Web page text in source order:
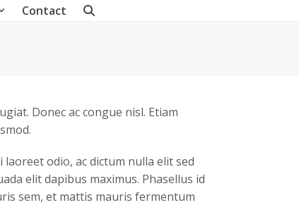
Contact
Donec ac congue nisl. Etiam
odio, ac dictum nulla elit sed
elit dapibus maximus. Phasellus id
sem, et mattis mauris fermentum